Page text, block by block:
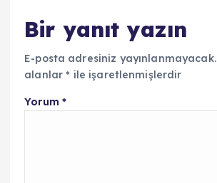
Bir yanıt yazın
E-posta adresiniz yayınlanmayacak.
alanlar* ile işaretlenmişlerdir
Yorum *